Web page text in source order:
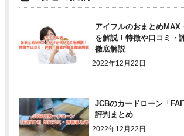
アイフルのおまとめMAX
を解説！特徴や口コミ・
徹底解説
2022年12月22日
JCBのカードローン「
評判まとめ
2022年12月22日